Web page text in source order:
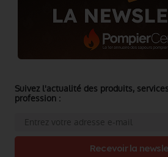
Suivez l'actualité des produits,
profession :
Recevoir la